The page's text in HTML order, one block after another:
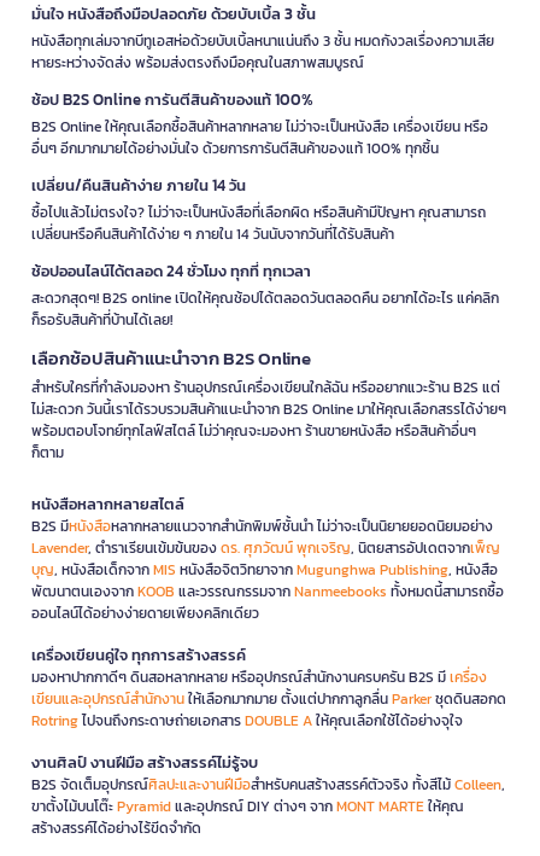
มั่นใจ หนังสือถึงมือปลอดภัย ด้วยบับเบิ้ล 3 ชั้น
หนังสือทุกเล่มจากบีทูเอสห่อด้วยบับเบิ้ลหนาแน่นถึง 3 ชั้น หมดกังวลเรื่องความเสีย
หายระหว่างจัดส่ง พร้อมส่งตรงถึงมือคุณในสภาพสมบูรณ์
ช้อป B2S Online การันตีสินค้าของแท้ 100%
B2S Online ให้คุณเลือกซื้อสินค้าหลากหลาย ไม่ว่าจะเป็นหนังสือ เครื่องเขียน หรือ
อื่นๆ อีกมากมายได้อย่างมั่นใจ ด้วยการการันตีสินค้าของแท้ 100% ทุกชิ้น
เปลี่ยน/คืนสินค้าง่าย ภายใน 14 วัน
ซื้อไปแล้วไม่ตรงใจ? ไม่ว่าจะเป็นหนังสือที่เลือกผิด หรือสินค้ามีปัญหา คุณสามารถ
เปลี่ยนหรือคืนสินค้าได้ง่าย ๆ ภายใน 14 วันนับจากวันที่ได้รับสินค้า
ช้อปออนไลน์ได้ตลอด 24 ชั่วโมง ทุกที่ ทุกเวลา
สะดวกสุดๆ! B2S online เปิดให้คุณช้อปได้ตลอดวันตลอดคืน อยากได้อะไร แค่คลิก
ก็รอรับสินค้าที่บ้านได้เลย!
เลือกช้อปสินค้าแนะนำจาก B2S Online
สำหรับใครที่กำลังมองหา ร้านอุปกรณ์เครื่องเขียนใกล้ฉัน หรืออยากแวะร้าน B2S แต่
ไม่สะดวก วันนี้เราได้รวบรวมสินค้าแนะนำจาก B2S Online มาให้คุณเลือกสรรได้ง่ายๆ
พร้อมตอบโจทย์ทุกไลฟ์สไตล์ ไม่ว่าคุณจะมองหา ร้านขายหนังสือ หรือสินค้าอื่นๆ
ก็ตาม
หนังสือหลากหลายสไตล์
B2S มีหนังสือหลากหลายแนวจากสำนักพิมพ์ชั้นนำ ไม่ว่าจะเป็นนิยายยอดนิยมอย่าง
Lavender, ตำราเรียนเข้มข้นของดร. ศุภวัฒน์ พุกเจริญ, นิตยสารอัปเดตจากเพ็ญ
บุญ, หนังสือเด็กจากMIS หนังสือจิตวิทยาจากMugunghwa Publishing, หนังสือ
พัฒนาตนเองจากKOOB และวรรณกรรมจากNanmeebooks ทั้งหมดนี้สามารถซื้อ
ออนไลน์ได้อย่างง่ายดายเพียงคลิกเดียว
เครื่องเขียนคู่ใจ ทุกการสร้างสรรค์
มองหาปากกาดีๆ ดินสอหลากหลาย หรืออุปกรณ์สำนักงานครบครัน B2S มีเครื่อง
เขียนและอุปกรณ์สำนักงานให้เลือกมากมาย ตั้งแต่ปากกาลูกลื่นParkerชุดดินสอกด
Rotringไปจนถึงกระดาษถ่ายเอกสารDOUBLE Aให้คุณเลือกใช้ได้อย่างจุใจ
งานศิลป์ งานฝีมือ สร้างสรรค์ไม่รู้จบ
B2S จัดเต็มอุปกรณ์ศิลปะและงานฝีมือสำหรับคนสร้างสรรค์ตัวจริง ทั้งสีไม้Colleen,
ขาตั้งไม้บนโต๊ะPyramidและอุปกรณ์ DIY ต่างๆ จากMONT MARTEให้คุณ
สร้างสรรค์ได้อย่างไร้ขีดจำกัด